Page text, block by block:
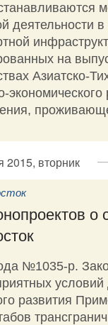
деятельности
на
Азиатско-
экономического
2015, вторник
о
№1035-р.
развития